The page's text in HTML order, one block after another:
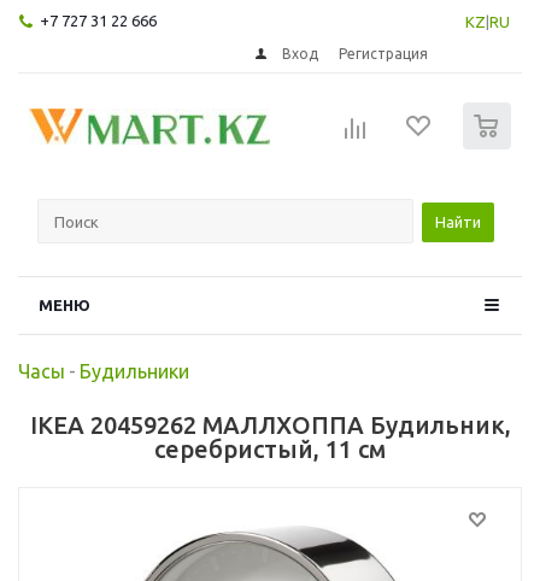
+7 727 31 22 666 KZ RU
Вход Регистрация
Найти
МЕНЮ
Часы - Будильники
IKEA 20459262 МАЛЛХОППА Будильник,
серебристый, 11 см